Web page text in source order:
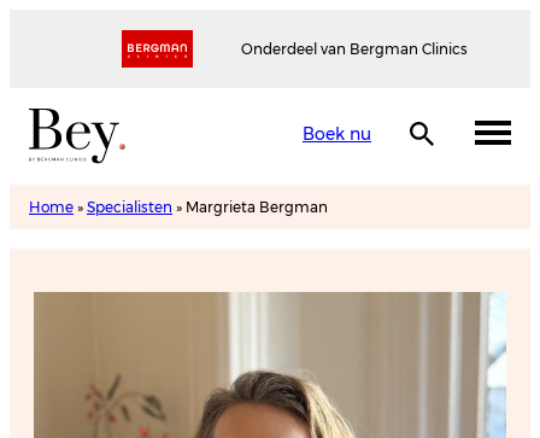
Onderdeel van Bergman Clinics
Boek nu
Home » Specialisten » Margrieta Bergman